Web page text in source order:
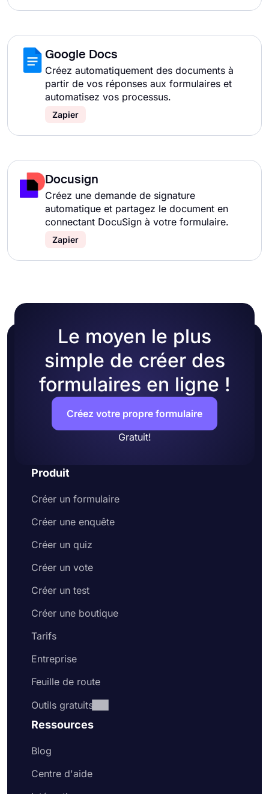
Google Docs
Créez automatiquement des documents à
partir de vos réponses aux formulaires et
automatisez vos processus.
Zapier
Docusign
Créez une demande de signature
automatique et partagez le document en
connectant DocuSign à votre formulaire.
Zapier
Le moyen le plus
simple de créer des
formulaires en ligne !
Créez votre propre formulaire
Gratuit!
Produit
Créer un formulaire
Créer une enquête
Créer un quiz
Créer un vote
Créer un test
Créer une boutique
Tarifs
Entreprise
Feuille de route
Outils gratuits
Ressources
Blog
Centre d'aide